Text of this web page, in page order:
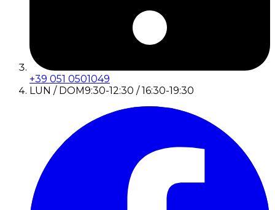
+39 051 0501049
LUN / DOM9:30-12:30 / 16:30-19:30